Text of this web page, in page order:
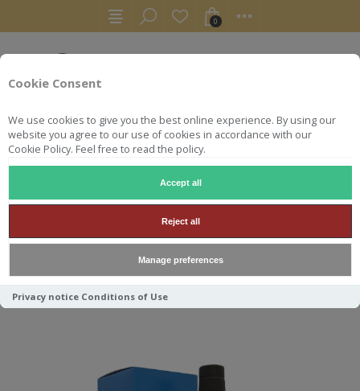
Cookie Consent
We use cookies to give you the best online experience. By using our
website you agree to our use of cookies in accordance with our
Cookie Policy. Feel free to read the policy.
Accept all
Reject all
Manage preferences
Privacy notice Conditions of Use
0
JOURNEY LABEL PANAMA
70CL 45°